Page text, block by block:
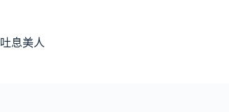
主
吐息美人